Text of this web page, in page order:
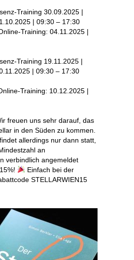
Training 30.09.2025 |
| 09:30 – 17:30
Training: 04.11.2025 |
Training 19.11.2025 |
| 09:30 – 17:30
Training: 10.12.2025 |
freuen uns sehr darauf, das
in den Süden zu kommen.
allerdings nur dann statt,
an
verbindlich angemeldet
Einfach bei der
STELLARWIEN15